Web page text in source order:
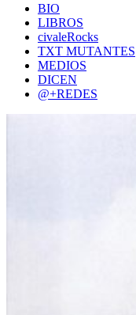
BIO
LIBROS
civaleRocks
TXT MUTANTES
MEDIOS
DICEN
@+REDES